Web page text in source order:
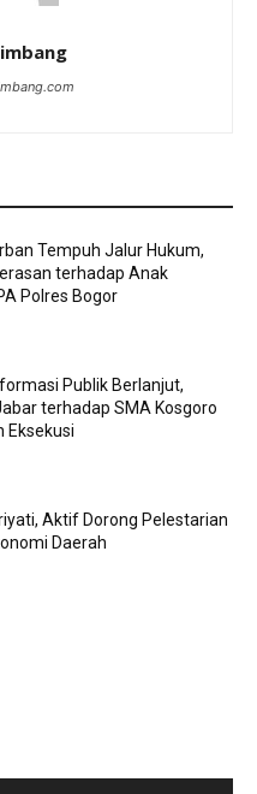
Tempuh Jalur Hukum,
terhadap Anak
Polres Bogor
Publik Berlanjut,
terhadap SMA Kosgoro
Eksekusi
Aktif Dorong Pelestarian
Daerah